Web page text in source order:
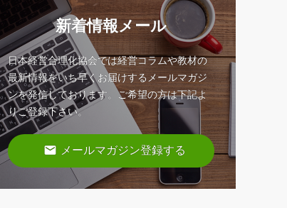
新着情報メール
日本経営合理化協会では経営コラムや教材の
最新情報をいち早くお届けするメールマガジ
ンを発信しております。ご希望の方は下記よ
りご登録下さい。
email メールマガジン登録する